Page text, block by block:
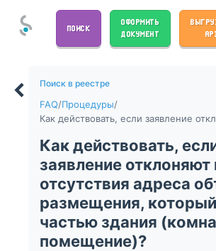
ПОИСК
ОФОРМИТЬ
ДОКУМЕНТ
Поиск в реестре
FAQ/Процедуры/
Как действовать,
заявление отклоняют
отсутствия адреса
размещения,
частью здания
помещение)?